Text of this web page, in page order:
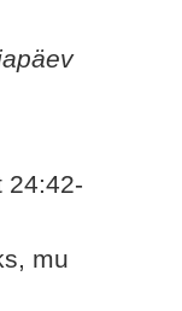
24:42-
mu